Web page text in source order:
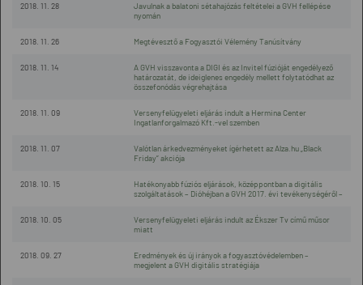
2018. 11. 28
Javulnak a balatoni sétahajózás feltételei a GVH fellépése
nyomán
2018. 11. 26 Megtévesztő a Fogyasztói Vélemény Tanúsítvány
2018. 11. 14
A GVH visszavonta a DIGI és az Invitel fúzióját engedélyező
határozatát, de ideiglenes engedély mellett folytatódhat az
összefonódás végrehajtása
2018. 11. 09
Versenyfelügyeleti eljárás indult a Hermina Center
Ingatlanforgalmazó Kft.-vel szemben
2018. 11. 07
Valótlan árkedvezményeket ígérhetett az Alza.hu „Black
Friday” akciója
2018. 10. 15
Hatékonyabb fúziós eljárások, középpontban a digitális
szolgáltatások – Dióhéjban a GVH 2017. évi tevékenységéről –
2018. 10. 05
Versenyfelügyeleti eljárás indult az Ékszer Tv című műsor
miatt
2018. 09. 27
Eredmények és új irányok a fogyasztóvédelemben –
megjelent a GVH digitális stratégiája